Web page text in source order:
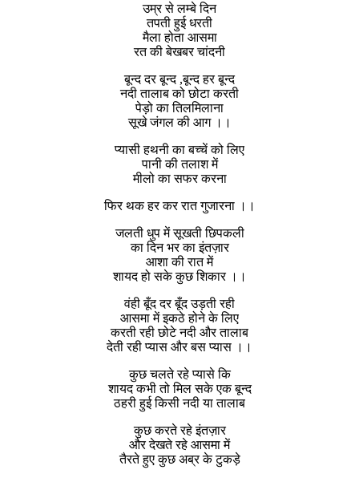
उम्र से लम्बे दिन
तपती हुई धरती
मैला होता आसमा
रत की बेखबर चांदनी
बून्द दर बून्द ,बून्द हर बून्द
नदी तालाब को छोटा करती
पेड़ो का तिलमिलाना
सूखे जंगल की आग ।।
प्यासी हथनी का बच्चें को लिए
पानी की तलाश में
मीलो का सफर करना
फिर थक हर कर रात गुजारना ।।
जलती धुप में सूखती छिपकली
का दिन भर का इंतज़ार
आशा की रात में
शायद हो सके कुछ शिकार ।।
वंही बूँद दर बूँद उड़ती रही
आसमा में इकठे होने के लिए
करती रही छोटे नदी और तालाब
देती रही प्यास और बस प्यास ।।
कुछ चलते रहे प्यासे कि
शायद कभी तो मिल सके एक बून्द
ठहरी हुई किसी नदी या तालाब
कुछ करते रहे इंतज़ार
और देखते रहे आसमा में
तैरते हुए कुछ अब्र के टुकड़े